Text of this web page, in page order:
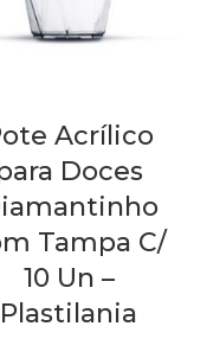
Acrílico
Doces
Tampa C/
10 Un –
Plastilania